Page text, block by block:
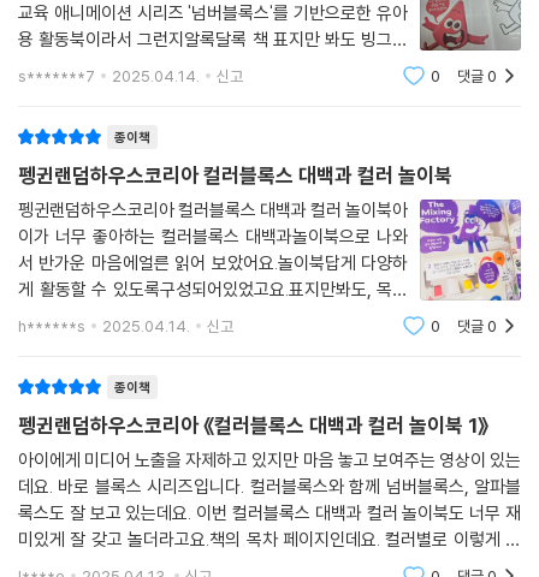
교육 애니메이션 시리즈 '넘버블록스'를 기반으로한 유아
용 활동북이라서 그런지알록달록 책 표지만 봐도 빙그레
미소가 지어지는 즐거운 책입니다.아이들은 얼마나 좋아
s*******7 2025.04.14. 신고 0 댓글0
종이책
펭귄랜덤하우스코리아 컬러블록스 대백과 컬러 놀이북
펭귄랜덤하우스코리아 컬러블록스 대백과 컬러 놀이북아
이가 너무 좋아하는 컬러블록스 대백과놀이북으로 나와
서 반가운 마음에얼른 읽어 보았어요.놀이북답게 다양하
게 활동할 수 있도록구성되어있었고요.표지만봐도, 목차
만 봐도 알록달록해서눈이 정말 즐거워지는 놀이북이에
h******s 2025.04.14. 신고 0 댓글0
종이책
펭귄랜덤하우스코리아 《컬러블록스 대백과 컬러 놀이북 1》
아이에게 미디어 노출을 자제하고 있지만 마음 놓고 보여주는 영상이 있는
데요. 바로 블록스 시리즈입니다. 컬러블록스와 함께 넘버블록스, 알파블
록스도 잘 보고 있는데요. 이번 컬러블록스 대백과 컬러 놀이북도 너무 재
미있게 잘 갖고 놀더라고요.책의 목차 페이지인데요. 컬러별로 이렇게 다
양한 콘텐츠들이 많이 들어있어 아이가 지루해 할 틈 없이 푹 빠져서 활동